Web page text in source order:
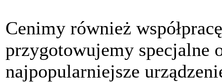
Cenimy również
przygotowujemy specjalne
najpopularniejsze